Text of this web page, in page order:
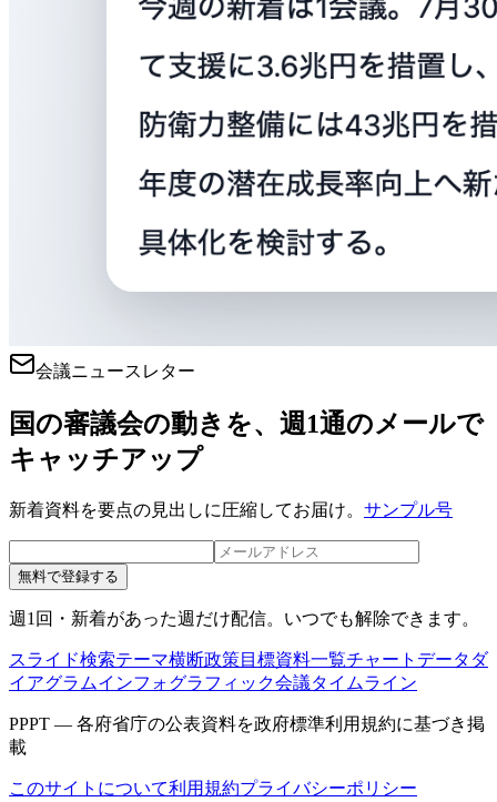
会議ニュースレター
国の審議会の動きを、週1通のメールで
キャッチアップ
新着資料を要点の見出しに圧縮してお届け。 サンプル号
無料で登録する
週1回・新着があった週だけ配信。いつでも解除できます。
スライド検索テーマ横断政策目標資料一覧チャートデータ ダ
イアグラムインフォグラフィック会議タイムライン
PPPT — 各府省庁の公表資料を政府標準利用規約に基づき掲
載
このサイトについて利用規約プライバシーポリシー